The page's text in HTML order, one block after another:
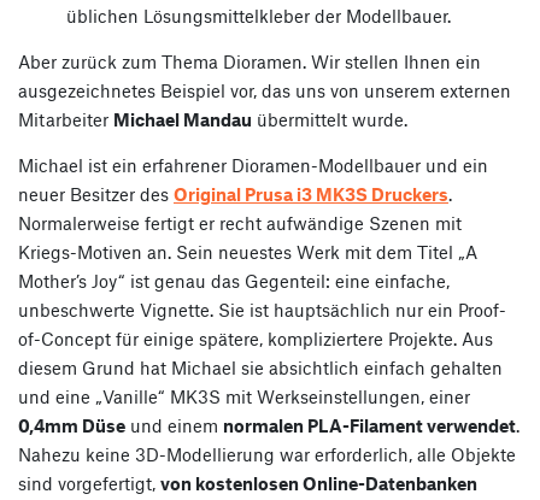
üblichen Lösungsmittelkleber der Modellbauer.
Aber zurück zum Thema Dioramen. Wir stellen Ihnen ein
ausgezeichnetes Beispiel vor, das uns von unserem externen
Mitarbeiter Michael Mandau übermittelt wurde.
Michael ist ein erfahrener Dioramen-Modellbauer und ein
neuer Besitzer des Original Prusa i3 MK3S Druckers.
Normalerweise fertigt er recht aufwändige Szenen mit
Kriegs-Motiven an. Sein neuestes Werk mit dem Titel „A
Mother’s Joy“ ist genau das Gegenteil: eine einfache,
unbeschwerte Vignette. Sie ist hauptsächlich nur ein Proof-
of-Concept für einige spätere, kompliziertere Projekte. Aus
diesem Grund hat Michael sie absichtlich einfach gehalten
und eine „Vanille“ MK3S mit Werkseinstellungen, einer
0,4mm Düse und einem normalen PLA-Filament verwendet.
Nahezu keine 3D-Modellierung war erforderlich, alle Objekte
sind vorgefertigt, von kostenlosen Online-Datenbanken